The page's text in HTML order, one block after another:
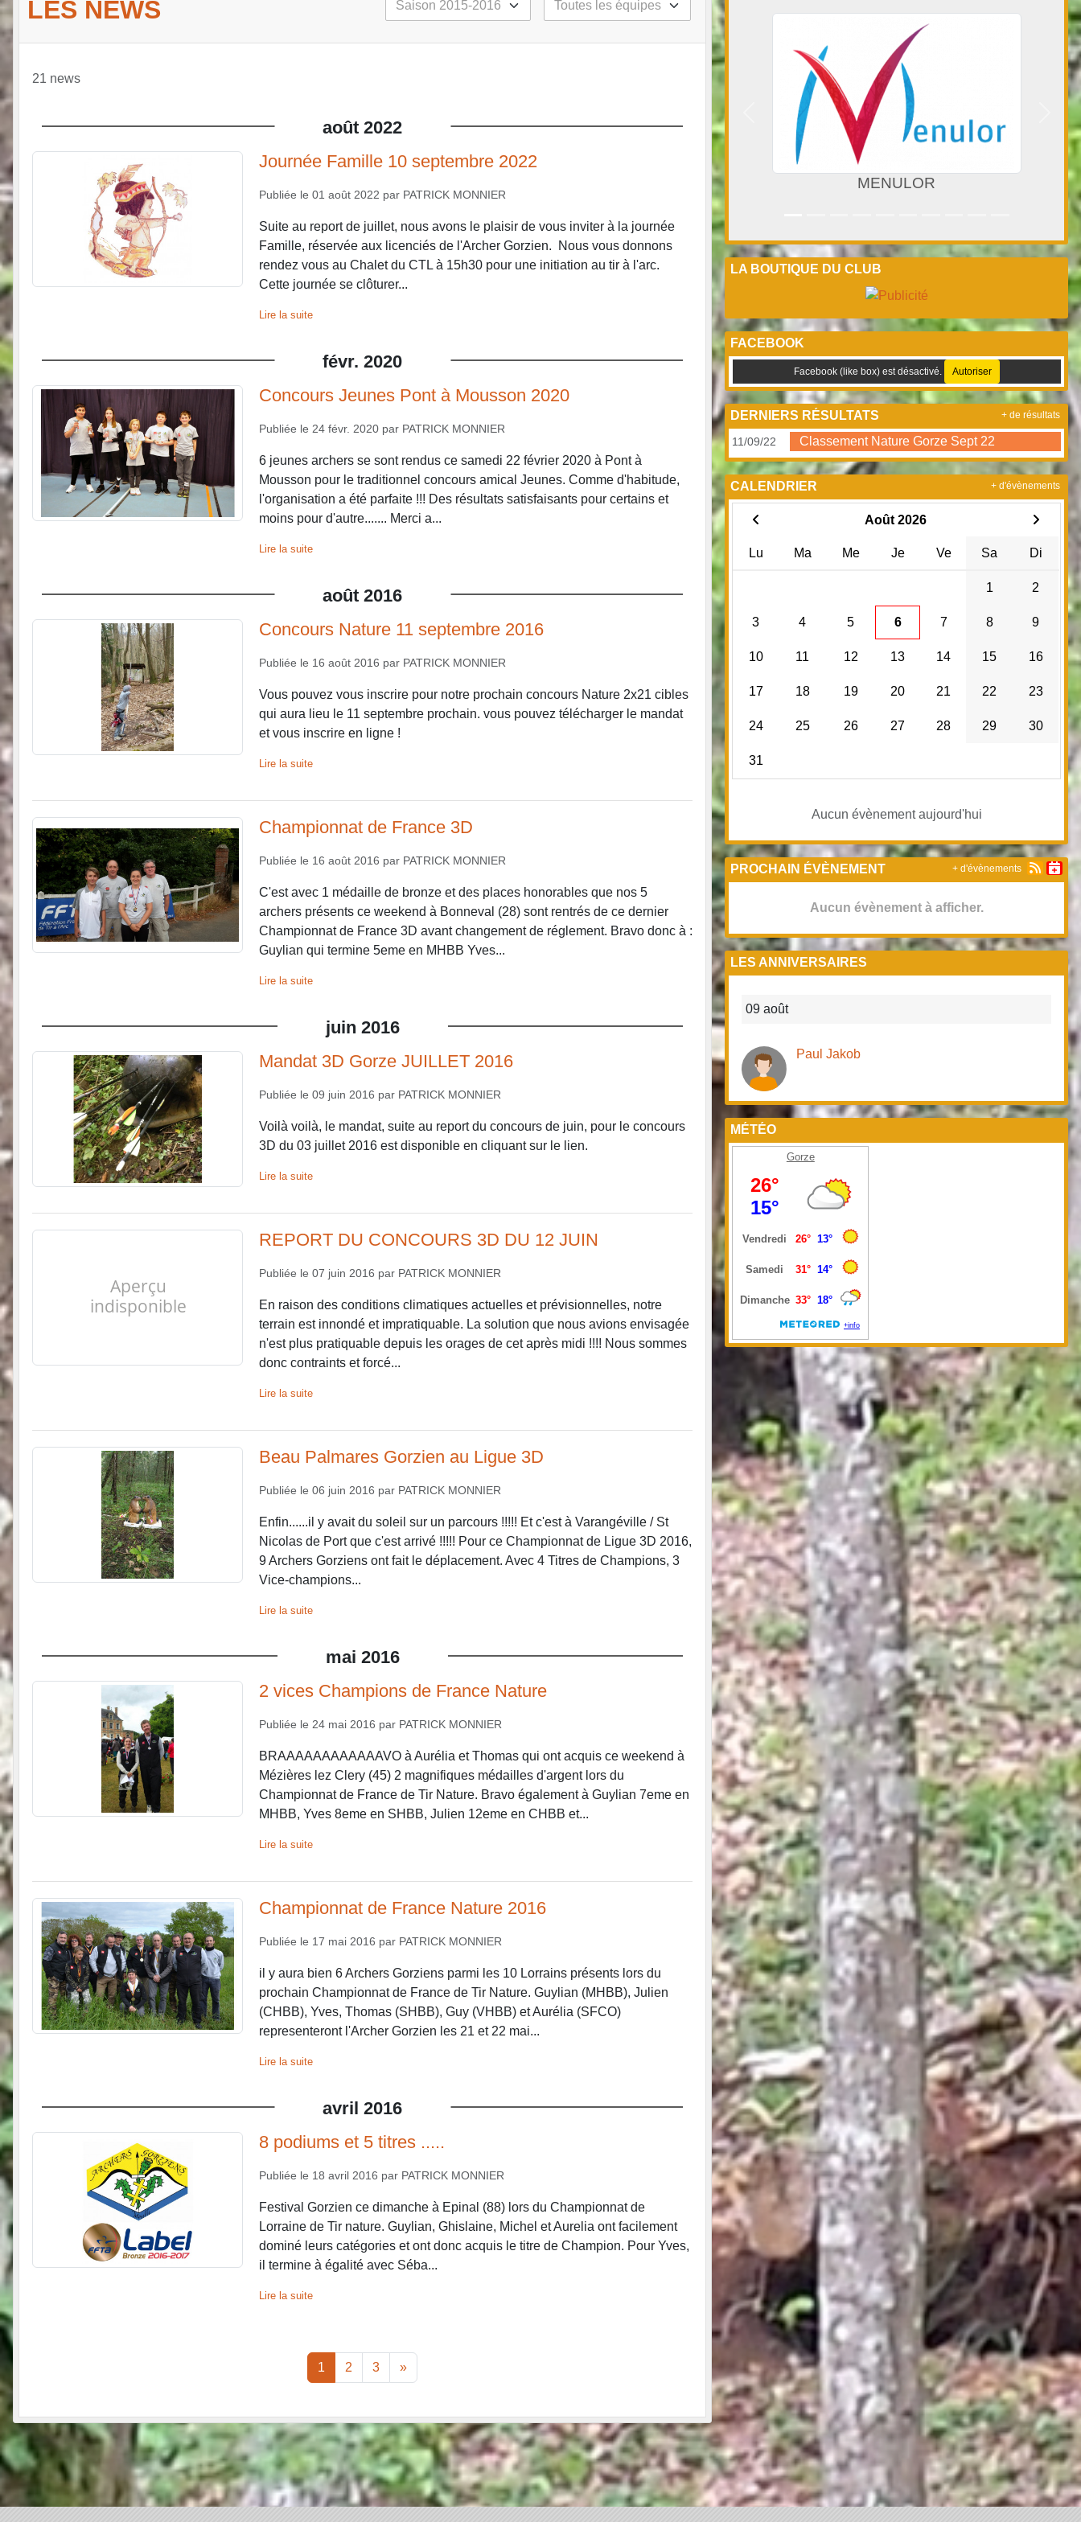
LES NEWS
21 news
août 2022
Journée Famille 10 septembre 2022
Publiée le 01 août 2022 par PATRICK MONNIER
Suite au report de juillet, nous avons le plaisir de vous inviter à la journée
Famille, réservée aux licenciés de l'Archer Gorzien. Nous vous donnons
rendez vous au Chalet du CTL à 15h30 pour une initiation au tir à l'arc.
Cette journée se clôturer...
Lire la suite
févr. 2020
Concours Jeunes Pont à Mousson 2020
Publiée le 24 févr. 2020par PATRICK MONNIER
6 jeunes archers se sont rendus ce samedi 22 février 2020 à Pont à
Mousson pour le traditionnel concours amical Jeunes. Comme d'habitude,
l'organisation a été parfaite !!! Des résultats satisfaisants pour certains et
moins pour d'autre....... Merci a...
Lire la suite
août 2016
Concours Nature 11 septembre 2016
Publiée le 16 août 2016 par PATRICK MONNIER
Vous pouvez vous inscrire pour notre prochain concours Nature 2x21 cibles
qui aura lieu le 11 septembre prochain. vous pouvez télécharger le mandat
et vous inscrire en ligne !
Lire la suite
Championnat de France 3D
Publiée le 16 août 2016 par PATRICK MONNIER
C'est avec 1 médaille de bronze et des places honorables que nos 5
archers présents ce weekend à Bonneval (28) sont rentrés de ce dernier
Championnat de France 3D avant changement de réglement. Bravo donc à :
Guylian qui termine 5eme en MHBB Yves...
Lire la suite
juin 2016
Mandat 3D Gorze JUILLET 2016
Publiée le 09 juin 2016 par PATRICK MONNIER
Voilà voilà, le mandat, suite au report du concours de juin, pour le concours
3D du 03 juillet 2016 est disponible en cliquant sur le lien.
Lire la suite
REPORT DU CONCOURS 3D DU 12 JUIN
Publiée le 07 juin 2016 par PATRICK MONNIER
En raison des conditions climatiques actuelles et prévisionnelles, notre
terrain est innondé et impratiquable. La solution que nous avions envisagée
n'est plus pratiquable depuis les orages de cet après midi !!!! Nous sommes
donc contraints et forcé...
Lire la suite
Beau Palmares Gorzien au Ligue 3D
Publiée le 06 juin 2016 par PATRICK MONNIER
Enfin......il y avait du soleil sur un parcours !!!!! Et c'est à Varangéville / St
Nicolas de Port que c'est arrivé !!!!! Pour ce Championnat de Ligue 3D 2016,
9 Archers Gorziens ont fait le déplacement. Avec 4 Titres de Champions, 3
Vice-champions...
Lire la suite
mai 2016
2 vices Champions de France Nature
Publiée le 24 mai 2016 par PATRICK MONNIER
BRAAAAAAAAAAAAVO à Aurélia et Thomas qui ont acquis ce weekend à
Mézières lez Clery (45) 2 magnifiques médailles d'argent lors du
Championnat de France de Tir Nature. Bravo également à Guylian 7eme en
MHBB, Yves 8eme en SHBB, Julien 12eme en CHBB et...
Lire la suite
Championnat de France Nature 2016
Publiée le 17 mai 2016 par PATRICK MONNIER
il y aura bien 6 Archers Gorziens parmi les 10 Lorrains présents lors du
prochain Championnat de France de Tir Nature. Guylian (MHBB), Julien
(CHBB), Yves, Thomas (SHBB), Guy (VHBB) et Aurélia (SFCO)
representeront l'Archer Gorzien les 21 et 22 mai...
Lire la suite
avril 2016
8 podiums et 5 titres .....
Publiée le 18 avril 2016 par PATRICK MONNIER
Festival Gorzien ce dimanche à Epinal (88) lors du Championnat de
Lorraine de Tir nature. Guylian, Ghislaine, Michel et Aurelia ont facilement
dominé leurs catégories et ont donc acquis le titre de Champion. Pour Yves,
il termine à égalité avec Séba...
Lire la suite
1 2 3 »
Ibisport
Précedent
LA BOUTIQUE DU CLUB
FACEBOOK
Facebook (like box) est désactivé. Autoriser
DERNIERS RÉSULTATS
11/09/22 Classement Nature Gorze Sept 22
+ de résultats
CALENDRIER
Août 2026
Lu Ma Me Je Ve Sa Di
1 2
3 4 5 6 7 8 9
10 11 12 13 14 15 16
17 18 19 20 21 22 23
24 25 26 27 28 29 30
31
Aucun évènement aujourd'hui
+ d'évènements
PROCHAIN ÉVÈNEMENT
Aucun évènement à afficher.
+ d'évènements
LES ANNIVERSAIRES
09 août
Paul Jakob
MÉTÉO
Gorze